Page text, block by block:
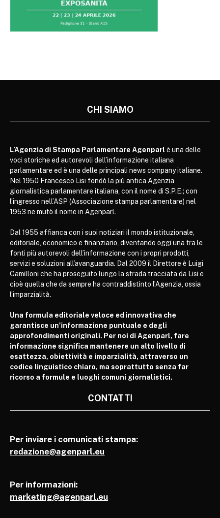
CHI SIAMO
L’Agenzia di Stampa Parlamentare Agenparl è una delle
voci storiche ed autorevoli dell’informazione italiana
parlamentare ed è una delle principali news company italiane.
Nel 1950 Francesco Lisi fondò la più antica Agenzia
giornalistica parlamentare italiana, con il nome di S.P.E.; con
l’ingresso nell’ASP (Associazione stampa parlamentare) nel
1953 ne mutò il nome in Agenparl.
Dal 1955 affianca con i suoi notiziari il mondo istituzionale,
editoriale, economico e finanziario, diventando oggi una tra le
fonti più autorevoli dell’informazione con i propri prodotti,
servizi e soluzioni all’avanguardia. Dal 2009 il Direttore è Luigi
Camilloni che ha proseguito lungo la strada tracciata da Lisi e
cioè quella che da sempre ha contraddistinto l’Agenzia, ossia
l’imparzialità.
Una formula editoriale veloce ed innovativa che
garantisce un’informazione puntuale e degli
approfondimenti originali. Per noi di Agenparl, fare
informazione significa mantenere un alto livello di
esattezza, obiettività e imparzialità, attraverso un
codice linguistico chiaro, ma soprattutto senza far
ricorso a formule e luoghi comuni giornalistici.
CONTATTI
Per inviare i comunicati stampa:
redazione@agenparl.eu
Per informazioni:
marketing@agenparl.eu